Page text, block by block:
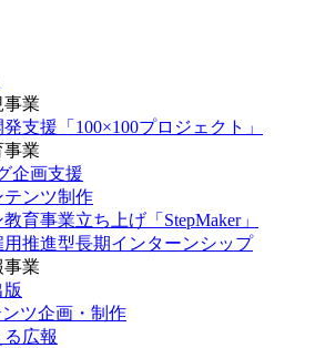
事業
支援「100×100プロジェクト」
事業
企画支援
ンツ制作
育事業立ち上げ「StepMaker」
用推進型長期インターンシップ
事業
ツ企画・制作
広報